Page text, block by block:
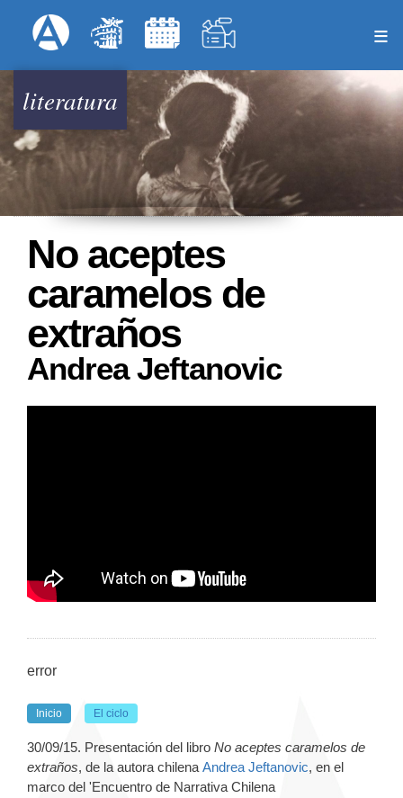
al
principal
Menú Superior
literatura
No aceptes
caramelos de
extraños
Andrea Jeftanovic
error
Inicio El ciclo
30/09/15. Presentación del libro No aceptes caramelos de
extraños, de la autora chilena Andrea Jeftanovic, en el
marco del 'Encuentro de Narrativa Chilena